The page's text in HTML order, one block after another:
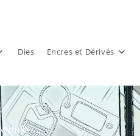
Dies Encres et Dérivés